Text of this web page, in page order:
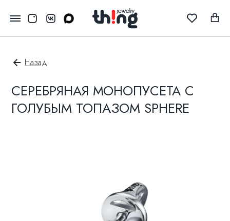
Назад
СЕРЕБРЯНАЯ МОНОПУСЕТА С
ГОЛУБЫМ ТОПАЗОМ SPHERE